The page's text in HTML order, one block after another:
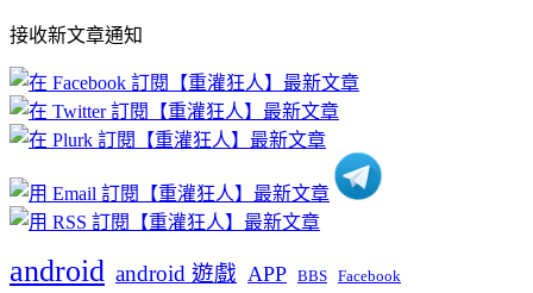
文
章
分
類
接收新文章通知
android android 遊戲 APP BBS Facebook